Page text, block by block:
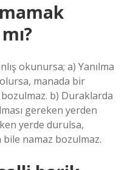
okunursa; a) Yanılma
manada bir
b) Duraklarda
gereken yerden
yerde durulsa,
namaz bozulmaz.